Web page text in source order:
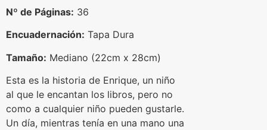
Nº de Páginas: 36
Encuadernación: Tapa Dura
Tamaño: Mediano (22cm x 28cm)
Esta es la historia de Enrique, un niño
al que le encantan los libros, pero no
como a cualquier niño pueden gustarle.
Un día, mientras tenía en una mano una